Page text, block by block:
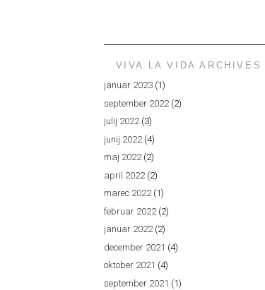
VIVA LA VIDA ARCHIVES
januar 2023 (1)
september 2022 (2)
julij 2022(3)
junij 2022 (4)
maj 2022(2)
april 2022 (2)
marec 2022(1)
februar 2022 (2)
januar 2022(2)
december 2021 (4)
oktober 2021 (4)
september 2021 (1)